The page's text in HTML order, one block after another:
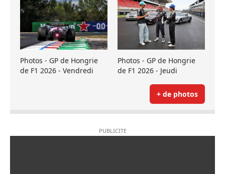
Photos - GP de Hongrie
de F1 2026 - Vendredi
Photos - GP de Hongrie
de F1 2026 - Jeudi
+ de photos